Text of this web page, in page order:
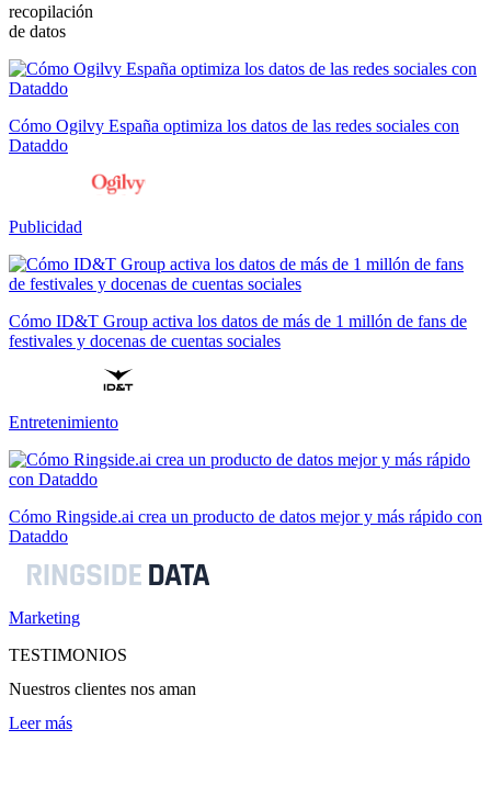
recopilación
de datos
Cómo Ogilvy España optimiza los datos de las redes sociales con
Dataddo
Publicidad
Cómo ID&T Group activa los datos de más de 1 millón de fans de
festivales y docenas de cuentas sociales
Entretenimiento
Cómo Ringside.ai crea un producto de datos mejor y más rápido con
Dataddo
Marketing
TESTIMONIOS
Nuestros clientes nos aman
Leer más